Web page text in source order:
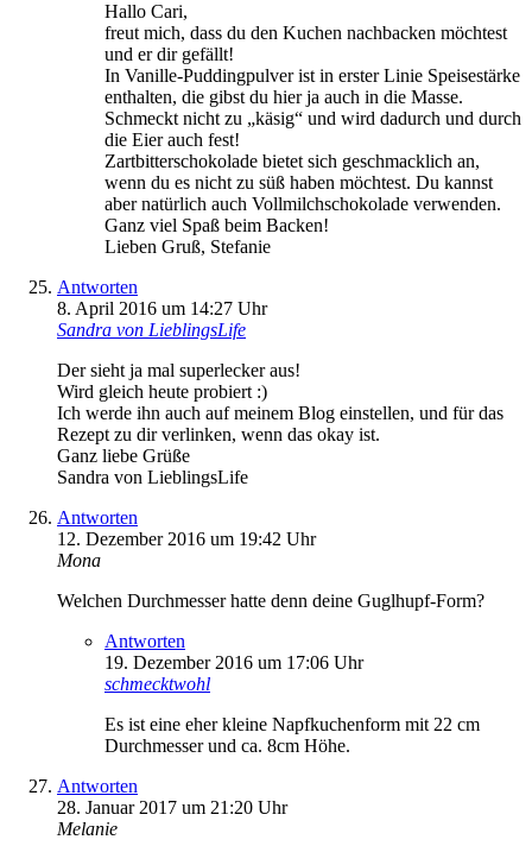
Hallo Cari,
freut mich, dass du den Kuchen nachbacken möchtest
und er dir gefällt!
In Vanille-Puddingpulver ist in erster Linie Speisestärke
enthalten, die gibst du hier ja auch in die Masse.
Schmeckt nicht zu „käsig“ und wird dadurch und durch
die Eier auch fest!
Zartbitterschokolade bietet sich geschmacklich an,
wenn du es nicht zu süß haben möchtest. Du kannst
aber natürlich auch Vollmilchschokolade verwenden.
Ganz viel Spaß beim Backen!
Lieben Gruß, Stefanie
Antworten
8. April 2016 um 14:27 Uhr
Sandra von LieblingsLife
Der sieht ja mal superlecker aus!
Wird gleich heute probiert :)
Ich werde ihn auch auf meinem Blog einstellen, und für das
Rezept zu dir verlinken, wenn das okay ist.
Ganz liebe Grüße
Sandra von LieblingsLife
Antworten
12. Dezember 2016 um 19:42 Uhr
Mona
Welchen Durchmesser hatte denn deine Guglhupf-Form?
Antworten
19. Dezember 2016 um 17:06 Uhr
schmecktwohl
Es ist eine eher kleine Napfkuchenform mit 22 cm
Durchmesser und ca. 8cm Höhe.
Antworten
28. Januar 2017 um 21:20 Uhr
Melanie